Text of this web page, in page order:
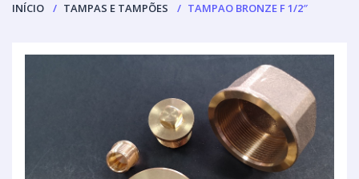
INÍCIO TAMPAS E TAMPÕES TAMPAO BRONZE F 1/2″